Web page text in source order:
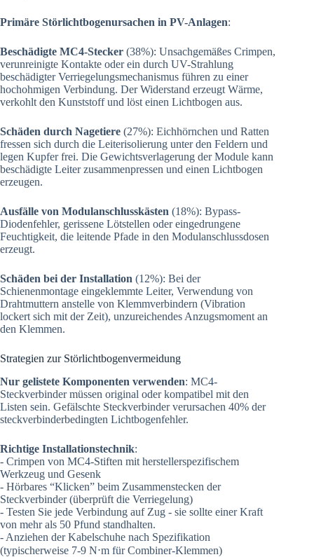
Primäre Störlichtbogenursachen in PV-Anlagen:
Beschädigte MC4-Stecker (38%): Unsachgemäßes Crimpen,
verunreinigte Kontakte oder ein durch UV-Strahlung
beschädigter Verriegelungsmechanismus führen zu einer
hochohmigen Verbindung. Der Widerstand erzeugt Wärme,
verkohlt den Kunststoff und löst einen Lichtbogen aus.
Schäden durch Nagetiere (27%): Eichhörnchen und Ratten
fressen sich durch die Leiterisolierung unter den Feldern und
legen Kupfer frei. Die Gewichtsverlagerung der Module kann
beschädigte Leiter zusammenpressen und einen Lichtbogen
erzeugen.
Ausfälle von Modulanschlusskästen (18%): Bypass-
Diodenfehler, gerissene Lötstellen oder eingedrungene
Feuchtigkeit, die leitende Pfade in den Modulanschlussdosen
erzeugt.
Schäden bei der Installation (12%): Bei der
Schienenmontage eingeklemmte Leiter, Verwendung von
Drahtmuttern anstelle von Klemmverbindern (Vibration
lockert sich mit der Zeit), unzureichendes Anzugsmoment an
den Klemmen.
Strategien zur Störlichtbogenvermeidung
Nur gelistete Komponenten verwenden: MC4-
Steckverbinder müssen original oder kompatibel mit den
Listen sein. Gefälschte Steckverbinder verursachen 40% der
steckverbinderbedingten Lichtbogenfehler.
Richtige Installationstechnik:
- Crimpen von MC4-Stiften mit herstellerspezifischem
Werkzeug und Gesenk
- Hörbares “Klicken” beim Zusammenstecken der
Steckverbinder (überprüft die Verriegelung)
- Testen Sie jede Verbindung auf Zug - sie sollte einer Kraft
von mehr als 50 Pfund standhalten.
- Anziehen der Kabelschuhe nach Spezifikation
(typischerweise 7-9 N⋅m für Combiner-Klemmen)